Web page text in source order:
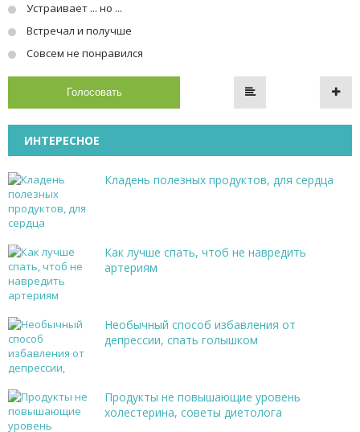
Устраивает ... но ...
Встречал и получше
Совсем не понравился
Голосовать
ИНТЕРЕСНОЕ
Кладень полезных продуктов, для сердца
Как лучше спать, чтоб не навредить
артериям
Необычный способ избавления от
депрессии, спать голышком
Продукты не повышающие уровень
холестерина, советы диетолога